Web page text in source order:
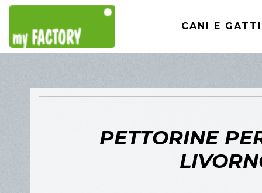
CANI E GATTI
PETTORINE